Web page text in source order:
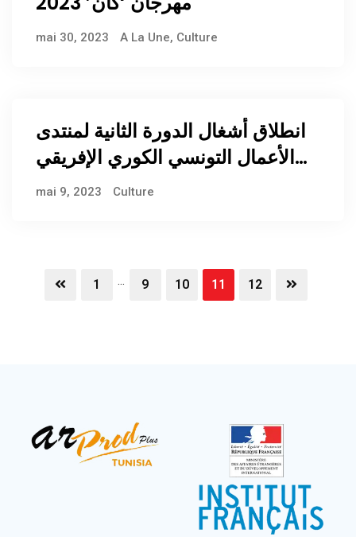
mai 30, 2023 A La Une, Culture
انطلاق أشغال الدورة الثانية لمنتدى
الأعمال التونسي الكوري الإفريقي
في دار المصدّر بمشاركة قرابة 300
mai 9, 2023 Culture
1 9 10 11 12